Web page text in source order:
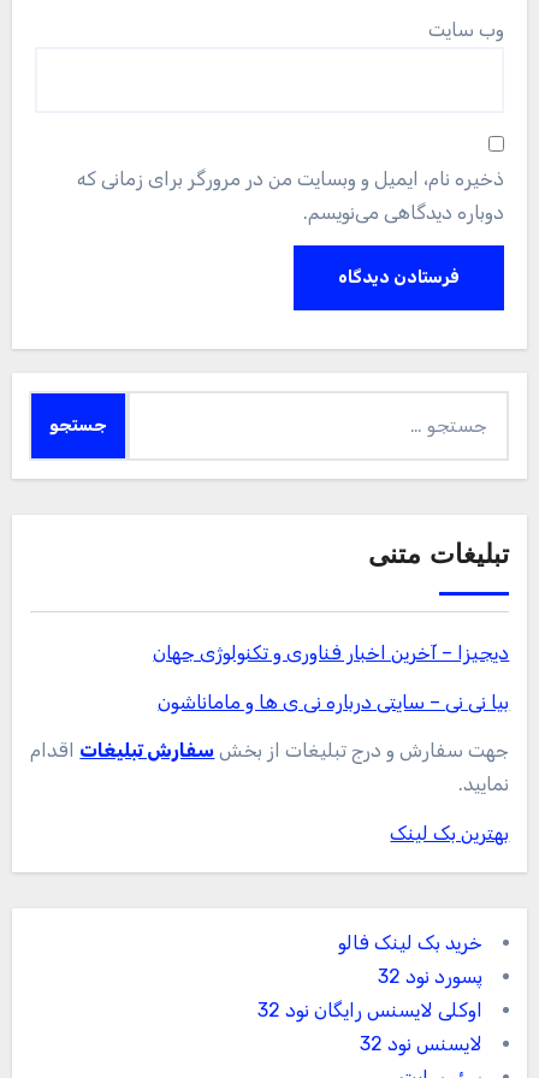
وب‌ سایت
ذخیره نام، ایمیل و وبسایت من در مرورگر برای زمانی که
دوباره دیدگاهی می‌نویسم.
برای:
تبلیغات متنی
دیجیزا – آخرین اخبار فناوری و تکنولوژی جهان
بیا نی نی – سایتی درباره نی ی ها و ماماناشون
جهت سفارش و درج تبلیغات از بخش سفارش تبلیغات اقدام
نمایید.
بهترین بک لینک
خرید بک لینک فالو
پسورد نود 32
اوکلی لایسنس رایگان نود 32
لایسنس نود 32